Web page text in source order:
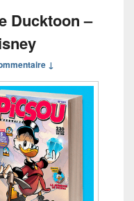
Ducktoon –
↓